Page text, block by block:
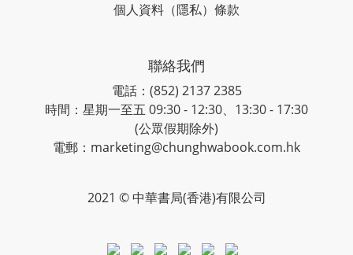
個人資料（隱私）條款
聯絡我們
電話：(852) 2137 2385
時間：星期一至五 09:30 - 12:30、13:30 - 17:30
(公眾假期除外)
電郵：marketing@chunghwabook.com.hk
2021 © 中華書局(香港)有限公司